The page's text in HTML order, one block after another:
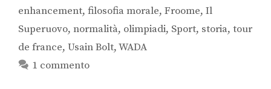
enhancement, filosofia morale, Froome, Il
Superuovo, normalità, olimpiadi, Sport, storia, tour
de france, Usain Bolt,WADA
1 commento